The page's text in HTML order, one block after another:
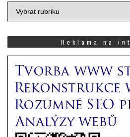
Vyberte
si,
zajímá
Reklama na